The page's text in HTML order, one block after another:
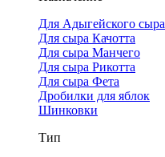
Для Адыгейского сыра
Для сыра Качотта
Для сыра Манчего
Для сыра Рикотта
Для сыра Фета
Дробилки для яблок
Шинковки
Тип